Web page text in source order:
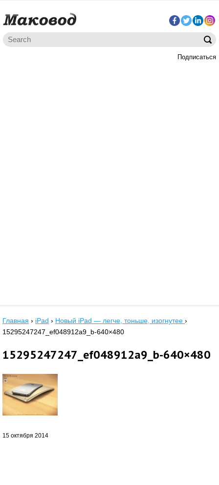
Подписаться
Главная › iPad › Новый iPad — легче, тоньше, изогнутее ›
15295247247_ef048912a9_b-640×480
15295247247_ef048912a9_b-640×480
15 октября 2014